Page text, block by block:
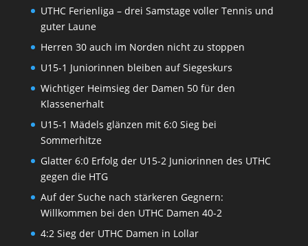
UTHC Ferienliga – drei Samstage voller Tennis und
guter Laune
Herren 30 auch im Norden nicht zu stoppen
U15-1 Juniorinnen bleiben auf Siegeskurs
Wichtiger Heimsieg der Damen 50 für den
Klassenerhalt
U15-1 Mädels glänzen mit 6:0 Sieg bei
Sommerhitze
Glatter 6:0 Erfolg der U15-2 Juniorinnen des UTHC
gegen die HTG
Auf der Suche nach stärkeren Gegnern:
Willkommen bei den UTHC Damen 40-2
4:2 Sieg der UTHC Damen in Lollar